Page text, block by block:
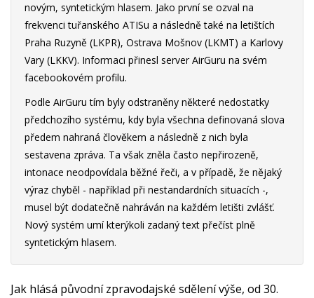
novým, syntetickým hlasem. Jako první se ozval na
frekvenci tuřanského ATISu a následně také na letištích
Praha Ruzyně (LKPR), Ostrava Mošnov (LKMT) a Karlovy
Vary (LKKV). Informaci přinesl server AirGuru na svém
facebookovém profilu.
Podle AirGuru tím byly odstraněny některé nedostatky
předchozího systému, kdy byla všechna definovaná slova
předem nahraná člověkem a následně z nich byla
sestavena zpráva. Ta však zněla často nepřirozeně,
intonace neodpovídala běžné řeči, a v případě, že nějaký
výraz chyběl - například při nestandardních situacích -,
musel být dodatečně nahráván na každém letišti zvlášť.
Nový systém umí kterýkoli zadaný text přečíst plně
syntetickým hlasem.
Jak hlásá původní zpravodajské sdělení výše, od 30.